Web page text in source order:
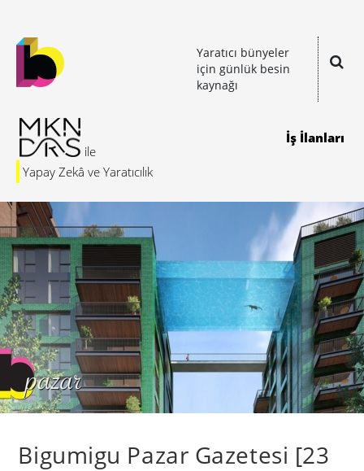
Yaratıcı bünyeler
için günlük besin
kaynağı
Yapay Zekâ ve Yaratıcılık
İş İlanları
Bigumigu Pazar Gazetesi [23